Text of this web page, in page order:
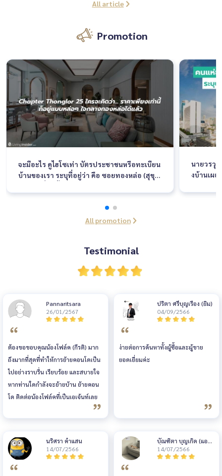
All article
Promotion
จะมีอะไร ดูไฮโซเท่า บัตรประชาชนหรือทะเบียน
บ้านของเรา ระบุที่อยู่ว่า คือ ซอยทองหล่อ (สุขุม
ครหลายๆคนเลยที่มีคอนโดหรือบ้านอยู่ในซอยนี้
เพราะมันเหมือนสิ่งที่บอกฐานะและรสนิยมทาง
สังคมของคุณได้เป็นอย่างดี
นายวรวุ
งบ้านเผย
งาน ระห
All promotion
Testimonial
Pannaritsara
26/01/2567
ต้องขอขอบคุณน้องโฟล์ค (กีรติ) มาก
ถึงมากที่สุดที่ทำให้การย้ายคอนโดเป็น
ไปอย่างราบรื่น เรียบร้อย และสบายใจ
หากท่านใดกำลังจะย้ายบ้าน ย้ายคอน
โด ติดต่อน้องโฟล์คที่เป็นเอเจ้นท์เลย
นะคะ เพราะตั้งแต่ย้ายบ้าน ย้ายคอน
หาห้องให้ลูกค้าได้อย่างรวดเร็ว ตรง
สเป็คทุกอย่าง อีกทั้งยังช่วยต่อรอง
ราคาค่าเช่าให้จนได้ราคาที่ทั้งสองฝ่าย
ปริตา ศรีบุญเรือง (ยิม)
04/09/2566
ง่ายต่อการค้นหาทั้งผู้ซื้อและผู้ขาย
ยอดเยี่ยมค่ะ
นริศรา คำแสน
14/07/2566
บัณฑิตา บุญเกิด (แอน
นี่)
14/07/2566